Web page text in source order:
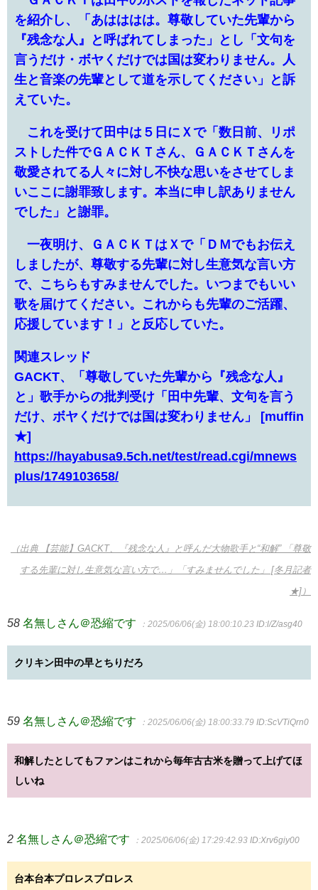
を紹介し、「あはははは。尊敬していた先輩から
『残念な人』と呼ばれてしまった」とし「文句を
言うだけ・ボヤくだけでは国は変わりません。人
生と音楽の先輩として道を示してください」と訴
えていた。
これを受けて田中は５日にＸで「数日前、リポ
ストした件でＧＡＣＫＴさん、ＧＡＣＫＴさんを
敬愛されてる人々に対し不快な思いをさせてしま
いここに謝罪致します。本当に申し訳ありません
でした」と謝罪。
一夜明け、ＧＡＣＫＴはＸで「ＤＭでもお伝え
しましたが、尊敬する先輩に対し生意気な言い方
で、こちらもすみませんでした。いつまでもいい
歌を届けてください。これからも先輩のご活躍、
応援しています！」と反応していた。
関連スレッド
GACKT、「尊敬していた先輩から『残念な人』
と」歌手からの批判受け「田中先輩、文句を言う
だけ、ボヤくだけでは国は変わりません」 [muffin
★]
https://hayabusa9.5ch.net/test/read.cgi/mnews
plus/1749103658/
（出典 【芸能】GACKT、『残念な人』と呼んだ大物歌手と“和解” 「尊敬
する先輩に対し生意気な言い方で…」「すみませんでした」 [冬月記者
★]）
58 名無しさん＠恐縮です ：2025/06/06(金) 18:00:10.23 ID:l/Z/asg40
クリキン田中の早とちりだろ
59 名無しさん＠恐縮です ：2025/06/06(金) 18:00:33.79 ID:ScVTiQrn0
和解したとしてもファンはこれから毎年古古米を贈って上げてほ
しいね
2 名無しさん＠恐縮です ：2025/06/06(金) 17:29:42.93 ID:Xrv6giy00
台本台本プロレスプロレス